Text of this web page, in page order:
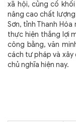
xã hội, củng cố
nâng cao chất
Sơn, tỉnh Thanh
thực hiện thắng lợi
công bằng, văn
cách tư pháp và xây
chủ nghĩa hiện nay.